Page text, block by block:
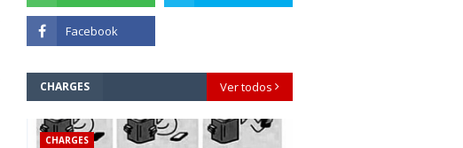
CHARGES Ver todos
CHARGES